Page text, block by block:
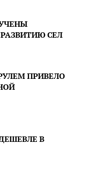
СЕЛ
ПРИВЕЛО
В